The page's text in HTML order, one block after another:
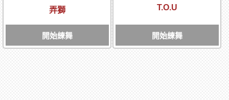
弄獅
開始練舞
T.O.U
開始練舞